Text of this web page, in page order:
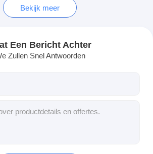
(origineel)
motorfietsen
Bekijk meer
Een Bericht Achter
Zullen Snel Antwoorden